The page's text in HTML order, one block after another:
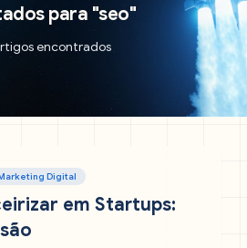
para "seo"
encontrados
Digital
em Startups: